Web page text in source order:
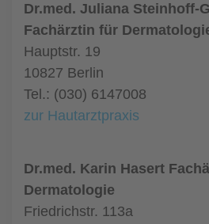
Dr.med. Juliana Steinhoff-
Fachärztin für
Hauptstr. 19
10827 Berlin
Tel.: (030) 6147008
zur Hautarztpraxis
Dr.med. Karin Hasert
Dermatologie
Friedrichstr. 113a